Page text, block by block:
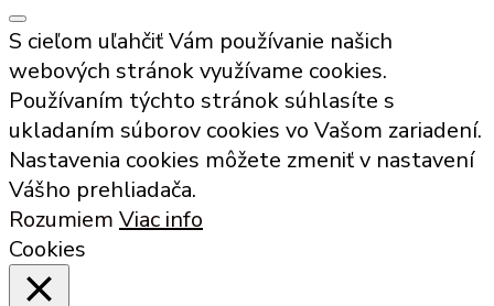
S cieľom uľahčiť Vám používanie našich
webových stránok využívame cookies.
Používaním týchto stránok súhlasíte s
ukladaním súborov cookies vo Vašom zariadení.
Nastavenia cookies môžete zmeniť v nastavení
Vášho prehliadača.
Rozumiem Viac info
Cookies